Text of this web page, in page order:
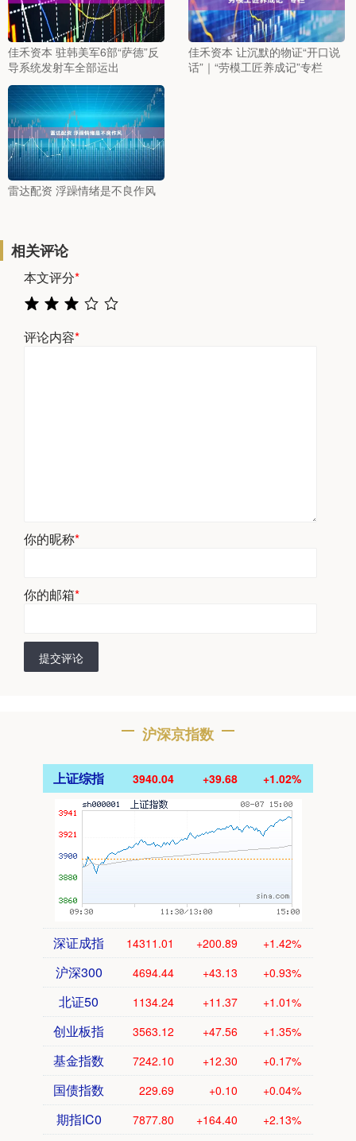
佳禾资本 驻韩美军6部“萨德”反
导系统发射车全部运出
佳禾资本 让沉默的物证“开口说
话”｜“劳模工匠养成记”专栏
雷达配资 浮躁情绪是不良作风
相关评论
本文评分*
评论内容*
你的昵称*
你的邮箱*
提交评论
沪深京指数
上证综指 3940.04 +39.68 +1.02%
深证成指 14311.01 +200.89 +1.42%
沪深300 4694.44 +43.13 +0.93%
北证50 1134.24 +11.37 +1.01%
创业板指 3563.12 +47.56 +1.35%
基金指数 7242.10 +12.30 +0.17%
国债指数 229.69 +0.10 +0.04%
期指IC0 7877.80 +164.40 +2.13%